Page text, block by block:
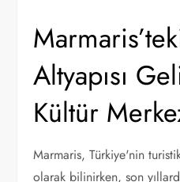
Altyapısı
Kültür
Marmaris, Türkiye'nin
olarak bilinirken, son